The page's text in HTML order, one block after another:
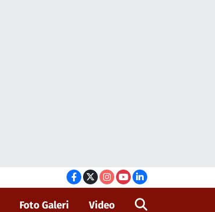
Foto Galeri Video